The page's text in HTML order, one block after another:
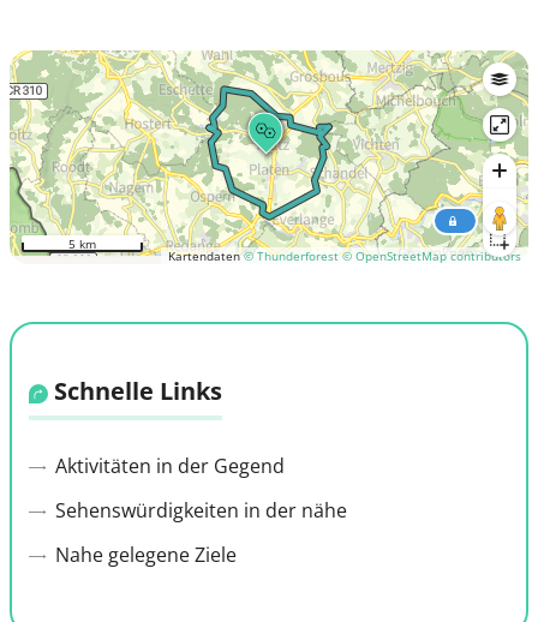
Kartendaten© Thunderforest © OpenStreetMap contributors
5 km
Schnelle Links
Aktivitäten in der Gegend
Sehenswürdigkeiten in der nähe
Nahe gelegene Ziele